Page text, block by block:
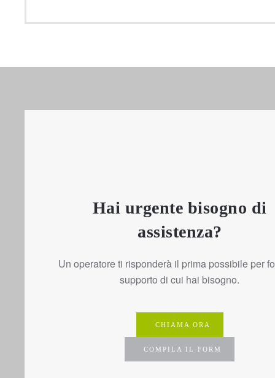
Hai urgente bisogno di
assistenza?
Un operatore ti risponderà il prima possibile per
supporto di cui hai bisogno.
CHIAMA ORA
COMPILA IL FORM